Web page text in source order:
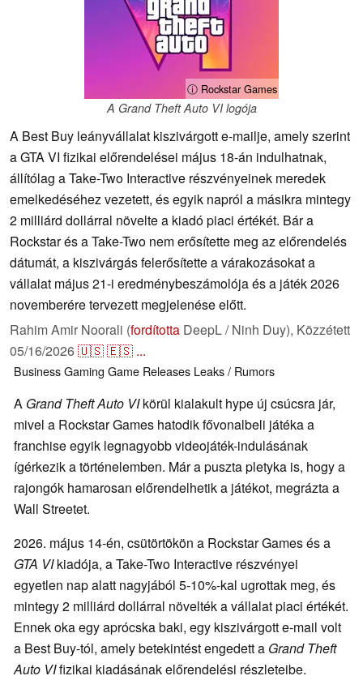
ⓘ Rockstar Games
A Grand Theft Auto VI logója
A Best Buy leányvállalat kiszivárgott e-mailje, amely szerint
a GTA VI fizikai előrendelései május 18-án indulhatnak,
állítólag a Take-Two Interactive részvényeinek meredek
emelkedéséhez vezetett, és egyik napról a másikra mintegy
2 milliárd dollárral növelte a kiadó piaci értékét. Bár a
Rockstar és a Take-Two nem erősítette meg az előrendelés
dátumát, a kiszivárgás felerősítette a várakozásokat a
vállalat május 21-i eredménybeszámolója és a játék 2026
novemberére tervezett megjelenése előtt.
Rahim Amir Noorali (fordította DeepL / Ninh Duy), Közzétett
05/16/2026🇺🇸🇪🇸 ...
BusinessGaming Game Releases Leaks / Rumors
A Grand Theft Auto VIkörül kialakult hype új csúcsra jár,
mivel a Rockstar Games hatodik fővonalbeli játéka a
franchise egyik legnagyobb videojáték-indulásának
ígérkezik a történelemben. Már a puszta pletyka is, hogy a
rajongók hamarosan előrendelhetik a játékot, megrázta a
Wall Streetet.
2026. május 14-én, csütörtökön a Rockstar Games és a
GTA VIkiadója, a Take-Two Interactive részvényei
egyetlen nap alatt nagyjából 5-10%-kal ugrottak meg, és
mintegy 2 milliárd dollárral növelték a vállalat piaci értékét.
Ennek oka egy aprócska baki, egy kiszivárgott e-mail volt
a Best Buy-tól, amely betekintést engedett a Grand Theft
Auto VIfizikai kiadásának előrendelési részleteibe.